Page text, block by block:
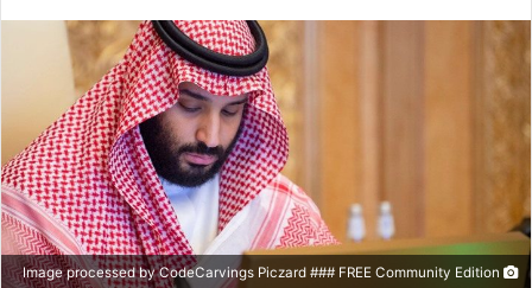
Image processed by CodeCarvings Piczard ### FREE Community Edition